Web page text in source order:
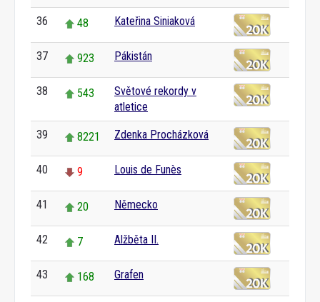
36 48 Kateřina Siniaková
37 923 Pákistán
38 543
Světové rekordy v
atletice
39 8221 Zdenka Procházková
40 9 Louis de Funès
41 20 Německo
42 7 Alžběta II.
43 168 Grafen